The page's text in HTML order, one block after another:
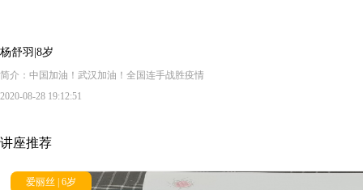
杨舒羽|8岁
简介：中国加油！武汉加油！全国连手战胜疫情
2020-08-28 19:12:51
讲座推荐
爱丽丝 | 6岁